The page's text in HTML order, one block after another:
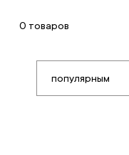
0 товаров
популярным